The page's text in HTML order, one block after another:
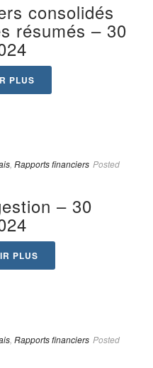
consolidés
résumés – 30
PLUS
Rapports financiers Posted
– 30
PLUS
Rapports financiers Posted